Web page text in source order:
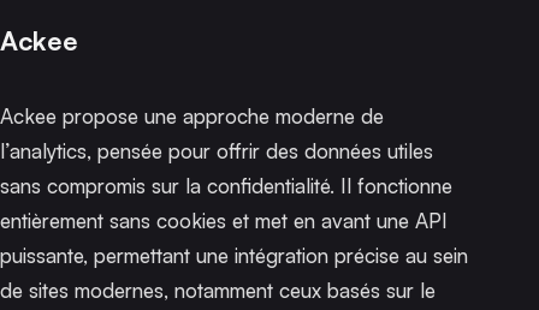
Ackee
Ackee propose une approche moderne de
l’analytics, pensée pour offrir des données utiles
sans compromis sur la confidentialité. Il fonctionne
entièrement sans cookies et met en avant une API
puissante, permettant une intégration précise au sein
de sites modernes, notamment ceux basés sur le